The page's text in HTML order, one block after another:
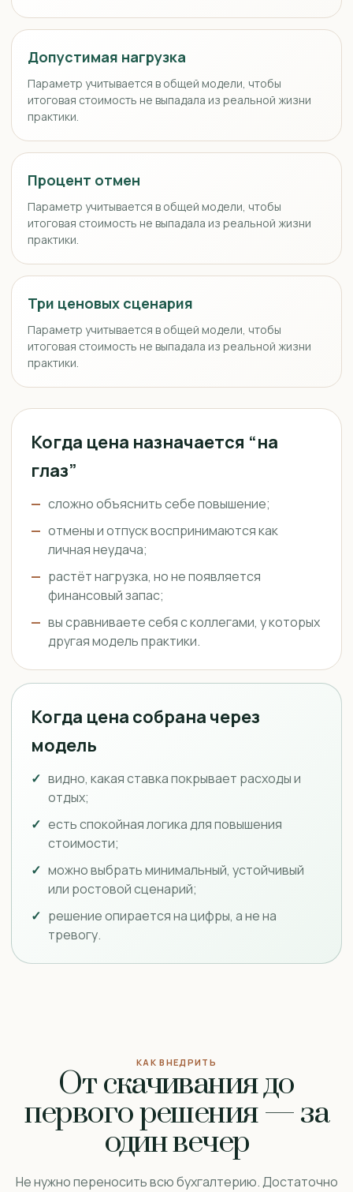
Допустимая нагрузка
Параметр учитывается в общей модели, чтобы
итоговая стоимость не выпадала из реальной жизни
практики.
Процент отмен
Параметр учитывается в общей модели, чтобы
итоговая стоимость не выпадала из реальной жизни
практики.
Три ценовых сценария
Параметр учитывается в общей модели, чтобы
итоговая стоимость не выпадала из реальной жизни
практики.
Когда цена назначается “на
глаз”
сложно объяснить себе повышение;
отмены и отпуск воспринимаются как
личная неудача;
растёт нагрузка, но не появляется
финансовый запас;
вы сравниваете себя с коллегами, у которых
другая модель практики.
Когда цена собрана через
модель
видно, какая ставка покрывает расходы и
отдых;
есть спокойная логика для повышения
стоимости;
можно выбрать минимальный, устойчивый
или ростовой сценарий;
решение опирается на цифры, а не на
тревогу.
КАК ВНЕДРИТЬ
От скачивания до
первого решения — за
один вечер
Не нужно переносить всю бухгалтерию. Достаточно